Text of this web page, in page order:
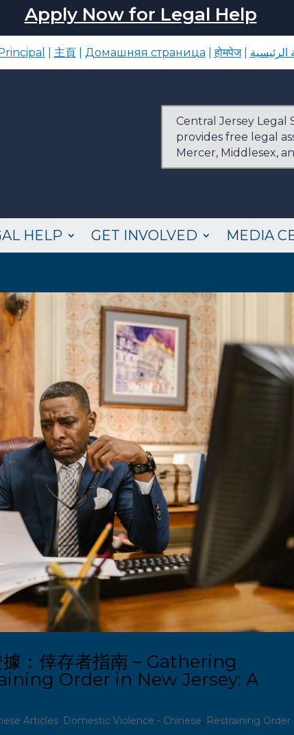
Apply Now for Legal Help
主頁| Домашняя страница |होमपेज|
Central Jersey Legal
provides free legal
Mercer, Middlesex,
HELP GET INVOLVED MEDIA
：倖存者指南 – Gathering
Order in New Jersey: A
Articles, Domestic Violence - Chinese, Restraining Order